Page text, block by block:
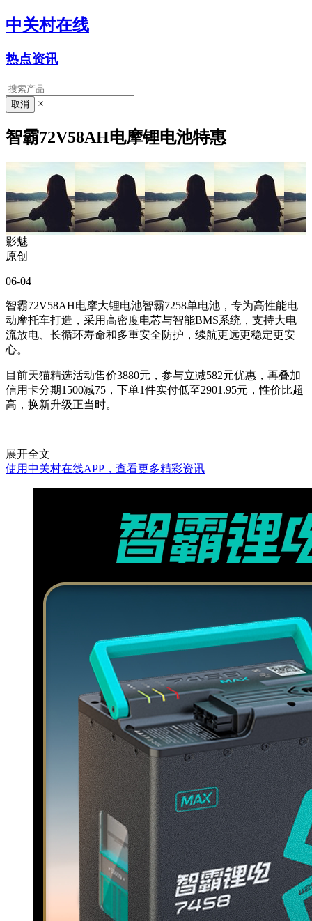
中关村在线
热点资讯
×
智霸72V58AH电摩锂电池特惠
影魅
原创
06-04
智霸72V58AH电摩大锂电池智霸7258单电池，专为高性能电
动摩托车打造，采用高密度电芯与智能BMS系统，支持大电
流放电、长循环寿命和多重安全防护，续航更远更稳定更安
心。
目前天猫精选活动售价3880元，参与立减582元优惠，再叠加
信用卡分期1500减75，下单1件实付低至2901.95元，性价比超
高，换新升级正当时。
展开全文
使用中关村在线APP，查看更多精彩资讯